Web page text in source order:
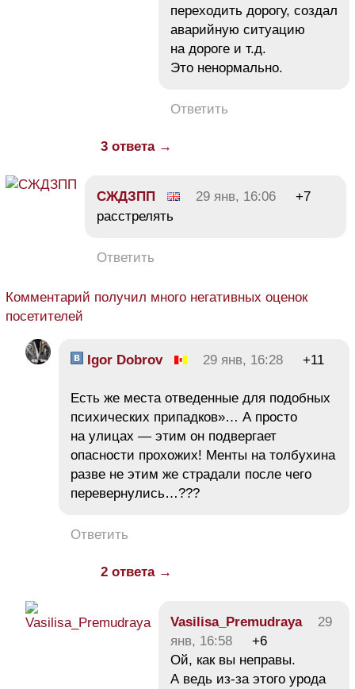
переходить дорогу, создал
аварийную ситуацию
на дороге и т.д.
Это ненормально.
Ответить
3 ответа →
СЖДЗПП 29 янв, 16:06
+7
расстрелять
Ответить
Комментарий получил много негативных оценок
посетителей
Igor Dobrov 29 янв, 16:28 +11
Есть же места отведенные для подобных
психических припадков»… А просто
на улицах — этим он подвергает
опасности прохожих! Менты на толбухина
разве не этим же страдали после чего
перевернулись…???
Ответить
2 ответа →
Vasilisa_Premudraya
29
янв, 16:58
+6
Ой, как вы неправы.
А ведь из-за этого урода